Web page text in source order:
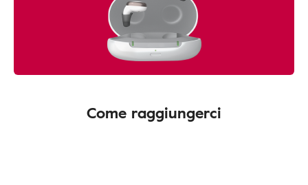
Come raggiungerci